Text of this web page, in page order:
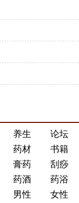
养生
论坛
药材
书籍
膏药
刮痧
药酒
药浴
男性
女性